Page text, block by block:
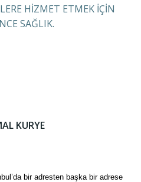
HİZMET ETMEK İÇİN
SAĞLIK.
KURYE
bir adresten başka bir adrese